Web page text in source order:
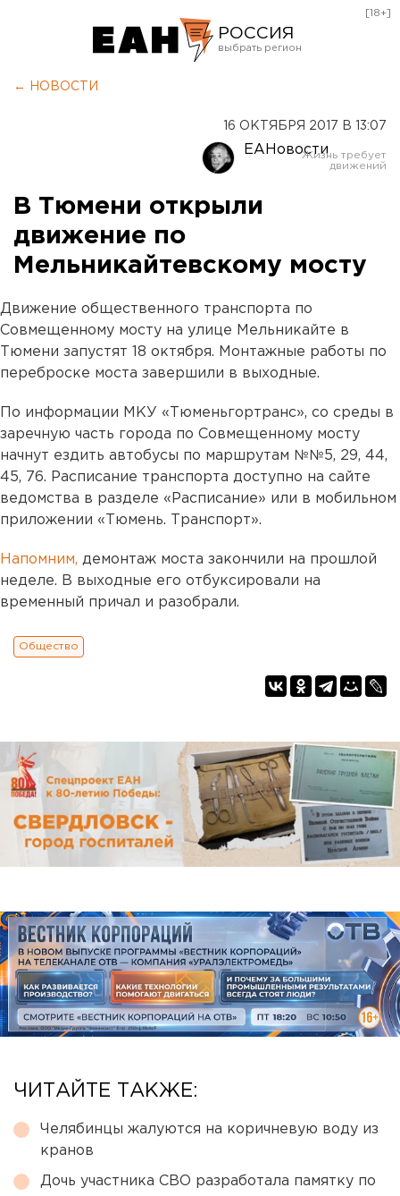
РОССИЯ
Оренбург
[18+]
← НОВОСТИ
16 ОКТЯБРЯ 2017 В 13:07
ЕАНовости
В Тюмени открыли
движение по
Мельникайтевскому мосту
Движение общественного транспорта по
Совмещенному мосту на улице Мельникайте в
Тюмени запустят 18 октября. Монтажные работы по
переброске моста завершили в выходные.
По информации МКУ «Тюменьгортранс», со среды в
заречную часть города по Совмещенному мосту
начнут ездить автобусы по маршрутам №№5, 29, 44,
45, 76. Расписание транспорта доступно на сайте
ведомства в разделе «Расписание» или в мобильном
приложении «Тюмень. Транспорт».
Напомним, демонтаж моста закончили на прошлой
неделе. В выходные его отбуксировали на
временный причал и разобрали.
Общество
ЧИТАЙТЕ ТАКЖЕ:
Челябинцы жалуются на коричневую воду из
кранов
Дочь участника СВО разработала памятку по